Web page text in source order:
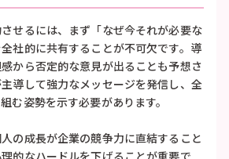
せるには、まず「なぜ今それが必要な
社的に共有することが不可欠です。導
から否定的な意見が出ることも予想さ
導して強力なメッセージを発信し、全
む姿勢を示す必要があります。
の成長が企業の競争力に直結すること
的なハードルを下げることが重要で